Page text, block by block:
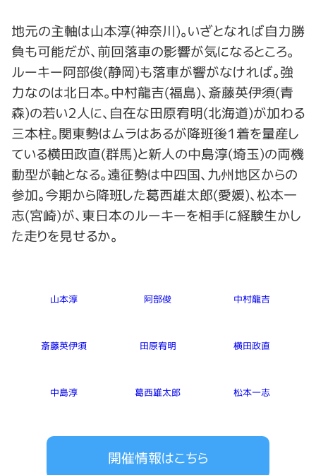
地元の主軸は山本淳(神奈川)。いざとなれば自力勝
負も可能だが、前回落車の影響が気になるところ。
ルーキー阿部俊(静岡)も落車が響がなければ。強
力なのは北日本。中村龍吉(福島)、斎藤英伊須(青
森)の若い２人に、自在な田原宥明(北海道)が加わる
三本柱。関東勢はムラはあるが降班後１着を量産し
ている横田政直(群馬)と新人の中島淳(埼玉)の両機
動型が軸となる。遠征勢は中四国、九州地区からの
参加。今期から降班した葛西雄太郎(愛媛)、松本一
志(宮崎)が、東日本のルーキーを相手に経験生かし
た走りを見せるか。
山本淳 阿部俊 中村龍吉
斎藤英伊須 田原宥明 横田政直
中島淳 葛西雄太郎 松本一志
開催情報はこちら